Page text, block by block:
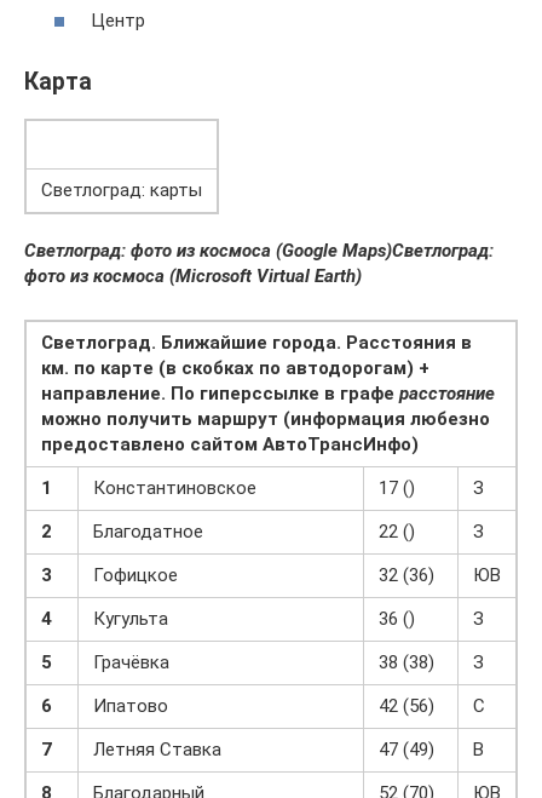
Центр
Карта
Светлоград: карты
Светлоград: фото из космоса (Google Maps)Светлоград:
фото из космоса (Microsoft Virtual Earth)
Светлоград. Ближайшие города. Расстояния в
км. по карте (в скобках по автодорогам) +
направление. По гиперссылке в графе расстояние
можно получить маршрут (информация любезно
предоставлено сайтом АвтоТрансИнфо)
1
Константиновское 17 ()
З
2
Благодатное 22 ()
З
3
Гофицкое 32 (36)
ЮВ
4
Кугульта 36 ()
З
5
Грачёвка 38 (38)
З
6
Ипатово 42 (56)
С
7
Летняя Ставка 47 (49)
В
8
Благодарный 52 (70)
ЮВ